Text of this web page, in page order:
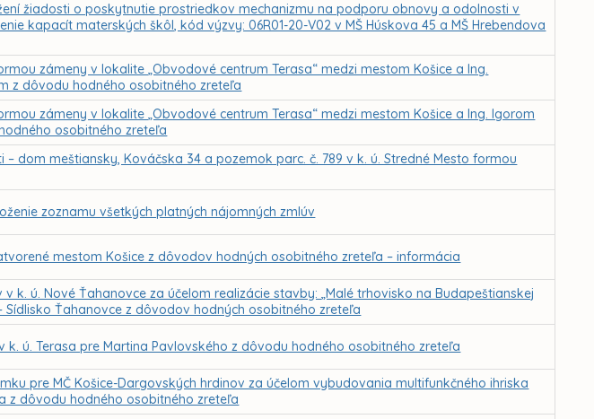
žiadosti o poskytnutie prostriedkov mechanizmu na podporu obnovy a odolnosti v
kapacít materských škôl, kód výzvy: 06R01-20-V02 v MŠ Húskova 45 a MŠ Hrebendova
zámeny v lokalite „Obvodové centrum Terasa“ medzi mestom Košice a Ing.
z dôvodu hodného osobitného zreteľa
zámeny v lokalite „Obvodové centrum Terasa“ medzi mestom Košice a Ing. Igorom
osobitného zreteľa
– dom meštiansky, Kováčska 34 a pozemok parc. č. 789 v k. ú. Stredné Mesto formou
zoznamu všetkých platných nájomných zmlúv
mestom Košice z dôvodov hodných osobitného zreteľa – informácia
k. ú. Nové Ťahanovce za účelom realizácie stavby: „Malé trhovisko na Budapeštianskej
Sídlisko Ťahanovce z dôvodov hodných osobitného zreteľa
k. ú. Terasa pre Martina Pavlovského z dôvodu hodného osobitného zreteľa
pre MČ Košice-Dargovských hrdinov za účelom vybudovania multifunkčného ihriska
z dôvodu hodného osobitného zreteľa